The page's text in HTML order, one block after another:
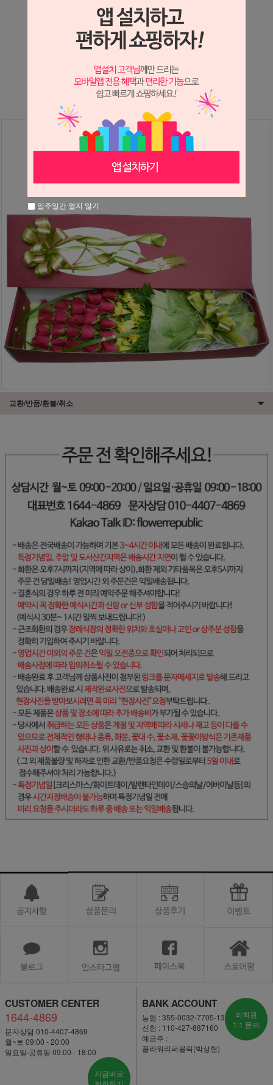
상세정보 새창 열기
상세 정보를 확대해 보실 수 있습니다.
※ 필독해주세요 ※
장미는 시세 변동에 따라 가격이 달라질 수 있으니
문의 후 주문 바랍니다.
교환/반품/환불/취소
CUSTOMER CENTER
1644-4869
문자상담 010-4407-4869
월~토 09:00 - 20:00
일요일·공휴일 09:00 - 18:00
지금바로
BANK ACCOUNT
농협 : 355-0032-7705-13
신한 : 110-427-887160
예금주 :
플라워리퍼블릭(박상현)
비회원
1:1 문의
일주일간 열지 않기